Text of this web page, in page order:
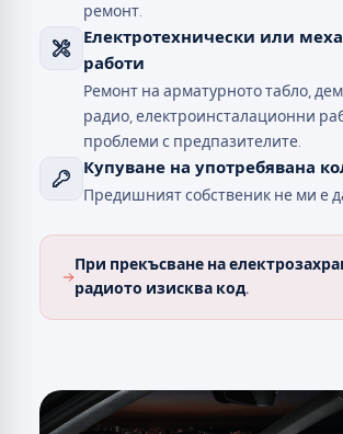
ремонт.
Електротехнически или
работи
Ремонт на арматурното табло,
радио, електроинсталационни
проблеми с предпазителите.
Купуване на употребявана
Предишният собственик не ми е
При прекъсване на
радиото изисква код.